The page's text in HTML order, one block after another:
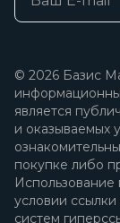
© 2026 Базис
является
и оказываемых
покупке либо
Использование
условии
систем